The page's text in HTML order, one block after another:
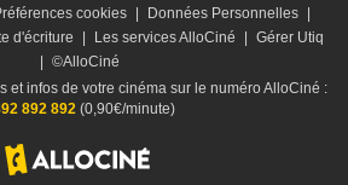
cookies Données Personnelles
d'écriture Les services AlloCiné
Gérer Utiq
©AlloCiné
et infos de votre cinéma sur le numéro AlloCiné :
892 892(0,90€/minute)